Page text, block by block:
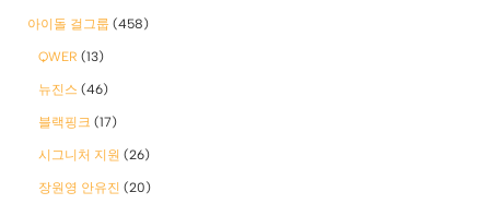
아이돌 걸그룹 (458)
QWER (13)
뉴진스 (46)
블랙핑크 (17)
시그니처 지원 (26)
장원영 안유진 (20)